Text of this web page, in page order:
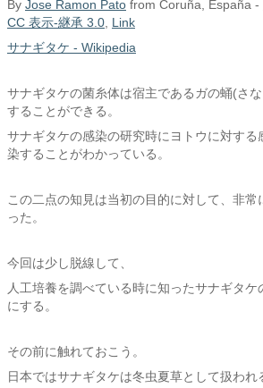
By Jose Ramon Pato from Coruña, España -
CC 表示-継承 3.0 Link
サナギタケ - Wikipedia
サナギタケの菌糸体は宿主であるガの蛹(さ
することができる。
サナギタケの感染の研究時にヨトウに対する
染することがわかっている。
この二点の知見は当初の目的に対して、非常
った。
今回は少し脱線して、
人工培養を調べている時に知ったサナギタケ
にする。
その前に触れておこう。
日本ではサナギタケは冬虫夏草として扱われ